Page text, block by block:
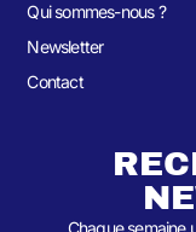
Qui sommes-nous ?
Newsletter
Contact